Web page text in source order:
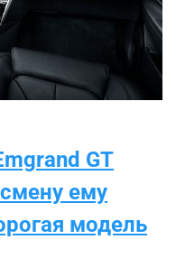
GT
ему
модель